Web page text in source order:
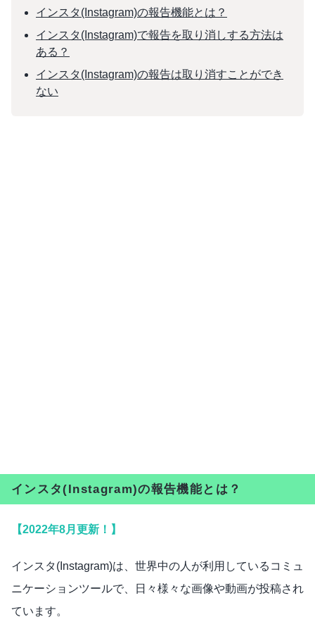
インスタ(Instagram)の報告機能とは？
インスタ(Instagram)で報告を取り消しする方法は
ある？
インスタ(Instagram)の報告は取り消すことができ
ない
インスタ(Instagram)の報告機能とは？
【2022年8月更新！】
インスタ(Instagram)は、世界中の人が利用しているコミュ
ニケーションツールで、日々様々な画像や動画が投稿され
ています。